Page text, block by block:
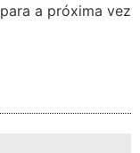
a próxima vez